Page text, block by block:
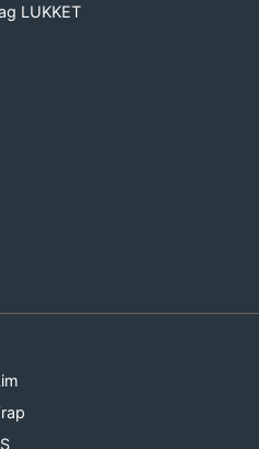
LUKKET